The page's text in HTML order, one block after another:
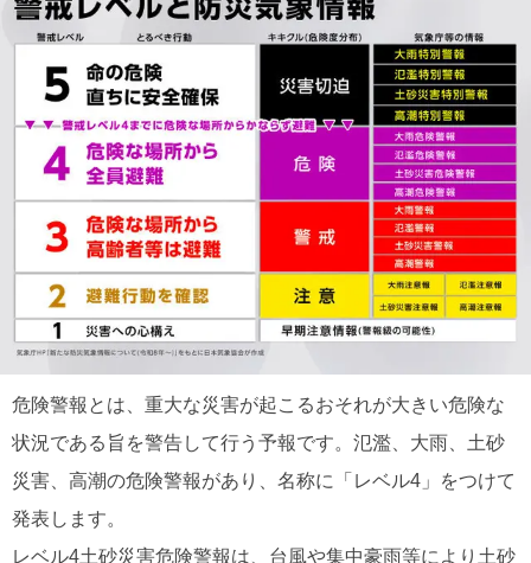
危険警報とは、重大な災害が起こるおそれが大きい危険な
状況である旨を警告して行う予報です。氾濫、大雨、土砂
災害、高潮の危険警報があり、名称に「レベル4」をつけて
発表します。
レベル4土砂災害危険警報は、台風や集中豪雨等により土砂